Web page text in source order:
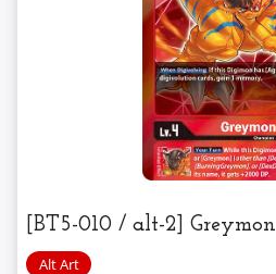
[BT5-010 / alt-2] Greymon